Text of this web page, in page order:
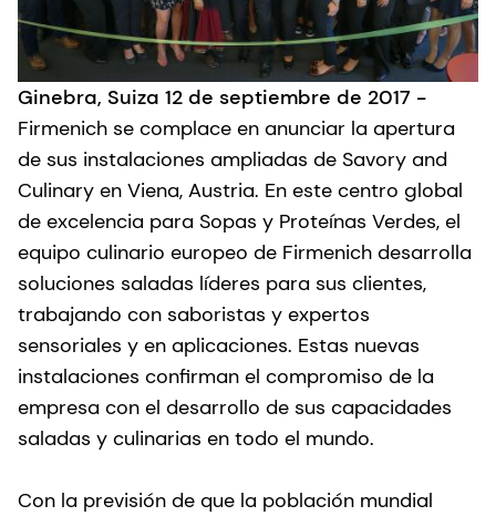
Ginebra, Suiza 12 de septiembre de 2017 -
Firmenich se complace en anunciar la apertura
de sus instalaciones ampliadas de Savory and
Culinary en Viena, Austria. En este centro global
de excelencia para Sopas y Proteínas Verdes, el
equipo culinario europeo de Firmenich desarrolla
soluciones saladas líderes para sus clientes,
trabajando con saboristas y expertos
sensoriales y en aplicaciones. Estas nuevas
instalaciones confirman el compromiso de la
empresa con el desarrollo de sus capacidades
saladas y culinarias en todo el mundo.
Con la previsión de que la población mundial